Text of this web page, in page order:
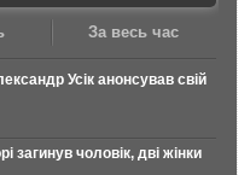
За весь час
Усік анонсував свій
загинув чоловік, дві жінки